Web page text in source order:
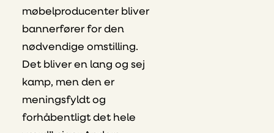
møbelproducenter bliver
bannerfører for den
nødvendige omstilling.
Det bliver en lang og sej
kamp, men den er
meningsfyldt og
forhåbentligt det hele